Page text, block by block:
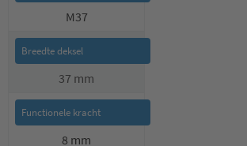
M37
37 mm
8 mm